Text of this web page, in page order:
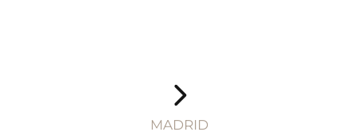
MADRID